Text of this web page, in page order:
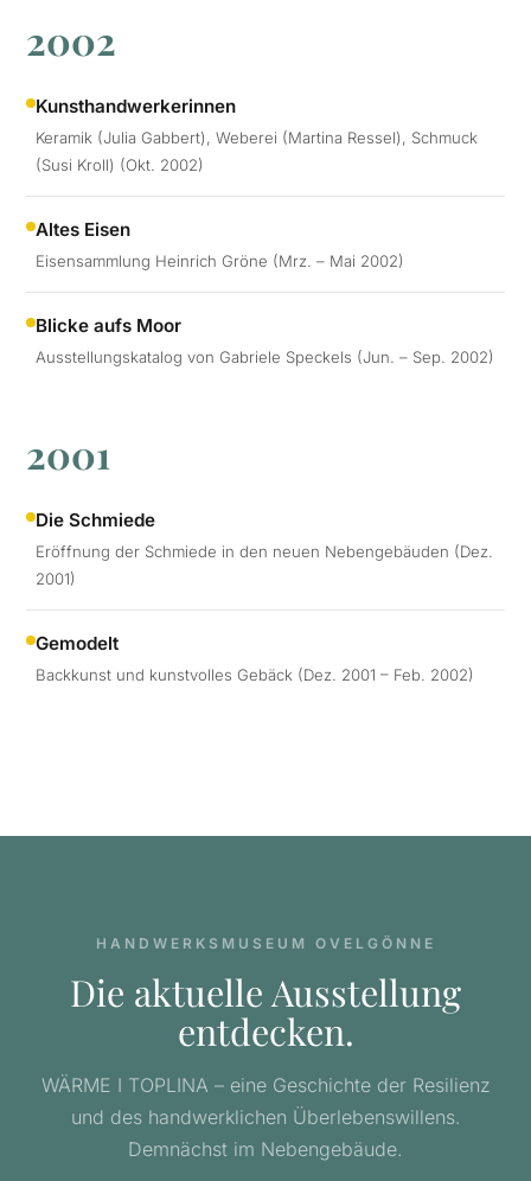
2002
Kunsthandwerkerinnen
Keramik (Julia Gabbert), Weberei (Martina Ressel), Schmuck
(Susi Kroll) (Okt. 2002)
Altes Eisen
Eisensammlung Heinrich Gröne (Mrz. – Mai 2002)
Blicke aufs Moor
Ausstellungskatalog von Gabriele Speckels (Jun. – Sep. 2002)
2001
Die Schmiede
Eröffnung der Schmiede in den neuen Nebengebäuden (Dez.
2001)
Gemodelt
Backkunst und kunstvolles Gebäck (Dez. 2001 – Feb. 2002)
HANDWERKSMUSEUM OVELGÖNNE
Die aktuelle Ausstellung
entdecken.
WÄRME I TOPLINA – eine Geschichte der Resilienz
und des handwerklichen Überlebenswillens.
Demnächst im Nebengebäude.